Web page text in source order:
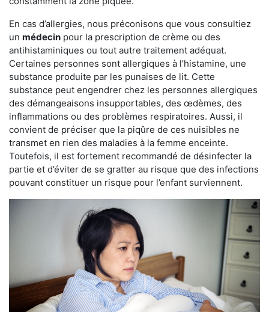
En cas d’allergies, nous préconisons que vous consultiez
un médecin pour la prescription de crème ou des
antihistaminiques ou tout autre traitement adéquat.
Certaines personnes sont allergiques à l’histamine, une
substance produite par les punaises de lit. Cette
substance peut engendrer chez les personnes allergiques
des démangeaisons insupportables, des œdèmes, des
inflammations ou des problèmes respiratoires. Aussi, il
convient de préciser que la piqûre de ces nuisibles ne
transmet en rien des maladies à la femme enceinte.
Toutefois, il est fortement recommandé de désinfecter la
partie et d’éviter de se gratter au risque que des infections
pouvant constituer un risque pour l’enfant surviennent.